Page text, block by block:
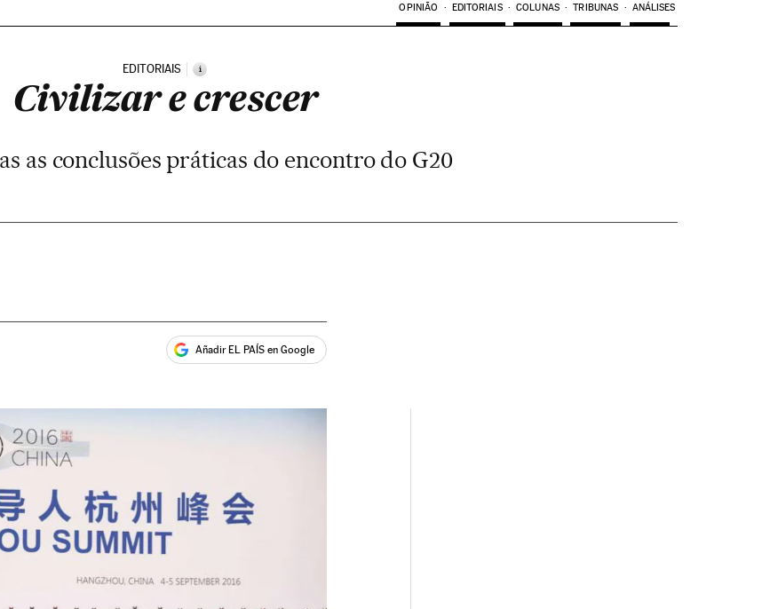
OPINIÃO EDITORIAIS COLUNAS TRIBUNAS ANÁLISES
EDITORIAIS i
Civilizar e crescer
as conclusões práticas do encontro do G20
Añadir EL PAÍS en Google